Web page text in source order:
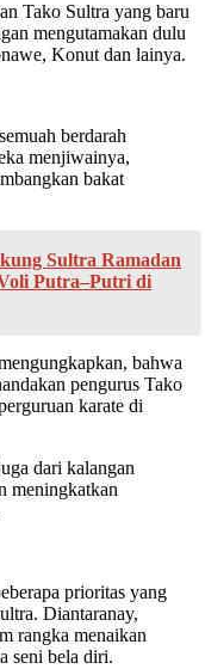
Tako Sultra yang baru
mengutamakan dulu
Konut dan lainya.
berdarah
menjiwainya,
bakat
Sultra Ramadan
Putra–Putri di
bahwa
pengurus Tako
karate di
dari kalangan
meningkatkan
prioritas yang
Diantaranay,
rangka menaikan
seni bela diri.